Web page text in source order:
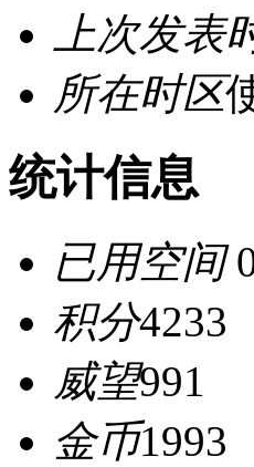
上次发表
所在时区
统计信息
已用空间
积分4233
威望991
金币1993